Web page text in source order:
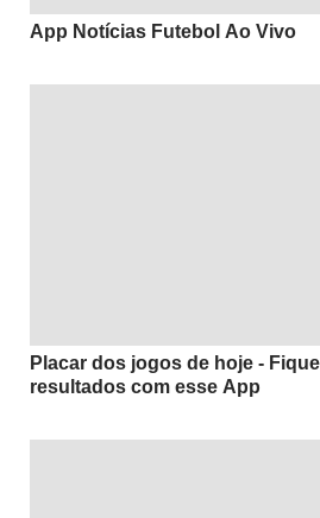
App Notícias Futebol Ao Vivo
Placar dos jogos de hoje -
resultados com esse App